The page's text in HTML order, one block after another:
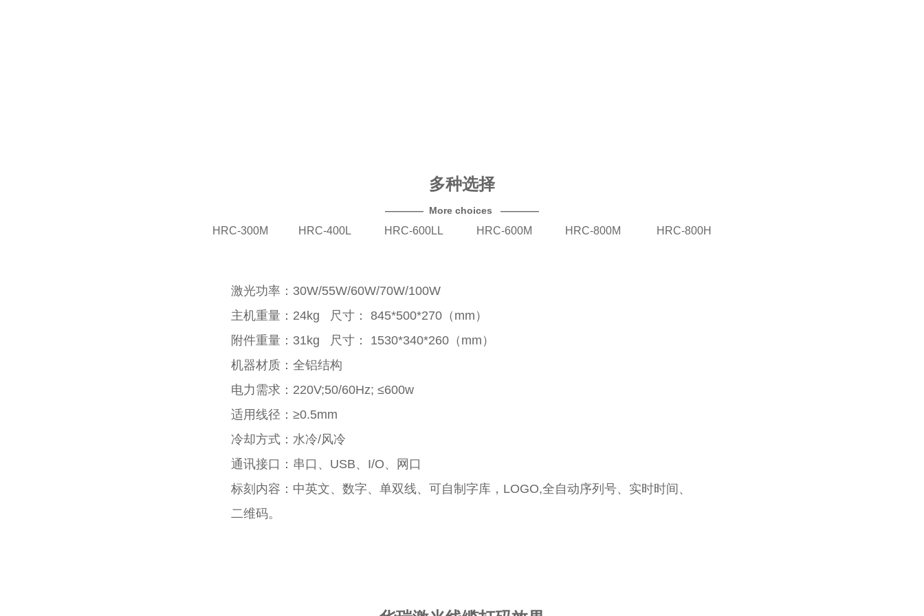
多种选择
———— More choices ————
HRC-300M HRC-400L HRC-600LL HRC-600M HRC-800M HRC-800H
激光功率：30W/55W/60W/70W/100W
主机重量：24kg 尺寸： 845*500*270（mm）
附件重量：31kg 尺寸： 1530*340*260（mm）
机器材质：全铝结构
电力需求：220V;50/60Hz; ≤600w
适用线径：≥0.5mm
冷却方式：水冷/风冷
通讯接口：串口、USB、I/O、网口
标刻内容：中英文、数字、单双线、可自制字库，LOGO,全自动序列号、实时时间、
二维码。